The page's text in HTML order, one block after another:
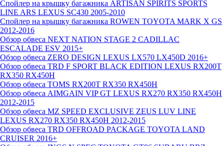
Спойлер на крышку багажника ARTISAN SPIRITS SPORTS
LINE ARS LEXUS SC430 2005-2010
Спойлер на крышку багажника ROWEN TOYOTA MARK X GS
2012-2016
Обзор обвеса NEXT NATION STAGE 2 CADILLAC
ESCALADE ESV 2015+
Обзор обвеса ZERO DESIGN LEXUS LX570 LX450D 2016+
Обзор обвеса TRD F SPORT BLACK EDITION LEXUS RX200T
RX350 RX450H
Обзор обвеса TOMS RX200T RX350 RX450H
Обзор обвеса AIMGAIN VIP GT LEXUS RX270 RX350 RX450H
2012-2015
Обзор обвеса MZ SPEED EXCLUSIVE ZEUS LUV LINE
LEXUS RX270 RX350 RX450H 2012-2015
Обзор обвеса TRD OFFROAD PACKAGE TOYOTA LAND
CRUISER 2016+